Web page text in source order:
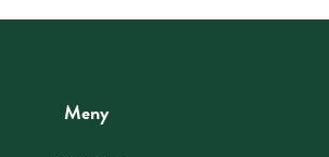
Meny